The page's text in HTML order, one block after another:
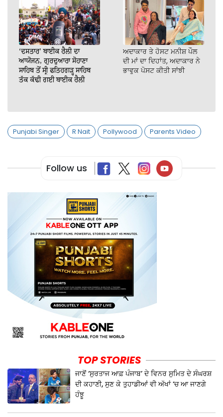
‘ਦਸਤਾਰ’ ਬਾਈਕ ਰੈਲੀ ਦਾ
ਆਯੋਜਨ, ਗੁਰਦੁਆਰਾ ਸੋਹਾਣਾ
ਸਾਹਿਬ ਤੋਂ ਸ੍ਰੀ ਫਤਿਹਗੜ੍ਹ ਸਾਹਿਬ
ਤੱਕ ਕੱਢੀ ਗਈ ਬਾਈਕ ਰੈਲੀ
ਅਦਾਕਾਰ ਤੇ ਹੋਸਟ ਮਨੀਸ਼ ਪੌਲ
ਦੀ ਮਾਂ ਦਾ ਦਿਹਾਂਤ, ਅਦਾਕਾਰ ਨੇ
ਭਾਵੁਕ ਪੋਸਟ ਕੀਤੀ ਸਾਂਝੀ
Punjabi Singer R Nait Pollywood Parents Video
Follow us
TOP STORIES
ਜਾਣੋਂ ‘ਸੁਰਤਾਜ ਆਫ਼ ਪੰਜਾਬ’ ਦੇ ਵਿਨਰ ਸੁਮਿਤ ਦੇ ਸੰਘਰਸ਼
ਦੀ ਕਹਾਣੀ, ਸੁਣ ਕੇ ਤੁਹਾਡੀਆਂ ਵੀ ਅੱਖਾਂ ‘ਚ ਆ ਜਾਣਗੇ
ਹੰਝੂ